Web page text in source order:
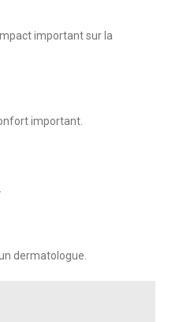
important sur la
important.
dermatologue.